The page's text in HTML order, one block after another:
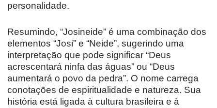
personalidade.
Resumindo, “Josineide” é uma combinação dos
elementos “Josi” e “Neide”, sugerindo uma
interpretação que pode significar “Deus
acrescentará ninfa das águas” ou “Deus
aumentará o povo da pedra”. O nome carrega
conotações de espiritualidade e natureza. Sua
história está ligada à cultura brasileira e à